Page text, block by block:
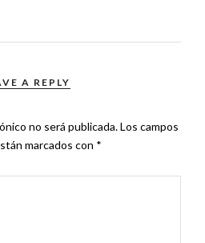
A REPLY
no será publicada.Los campos
marcados con *